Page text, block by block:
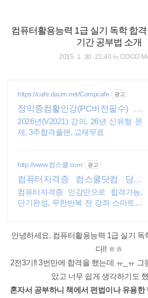
컴퓨터활용능력 1급 실기 독학 합
기간 공부법 소개
2015. 1. 30. 21:40 byCOCO
https://cafe.daum.net/Compcafe 광고
정익종컴활인강(PC버전필수) 전
강의메일전송 수강기한무제한
2026년(V2021) 강의, 26년 신유형 문
제, 3주합격플랜, 교재무료
http://www.컴스쿨.com 광고
컴퓨터자격증 컴스쿨닷컴 당일
신청&결제시 기프티콘!
컴퓨터자격증 인강만으로 합격가능,
단기완성, 무한반복 전 강좌 스마트폰
안녕하세요. 컴퓨터활용능력 1급 실기 독
다!! ㅎㅎ
2전3기!! 3번만에 합격을 했는데 ㅠ_ㅠ 그
았고 너무 쉽게 생각하기도
혼자서 공부하니 책에서 편법이나 유용한
태그 글쓰기 관리홈